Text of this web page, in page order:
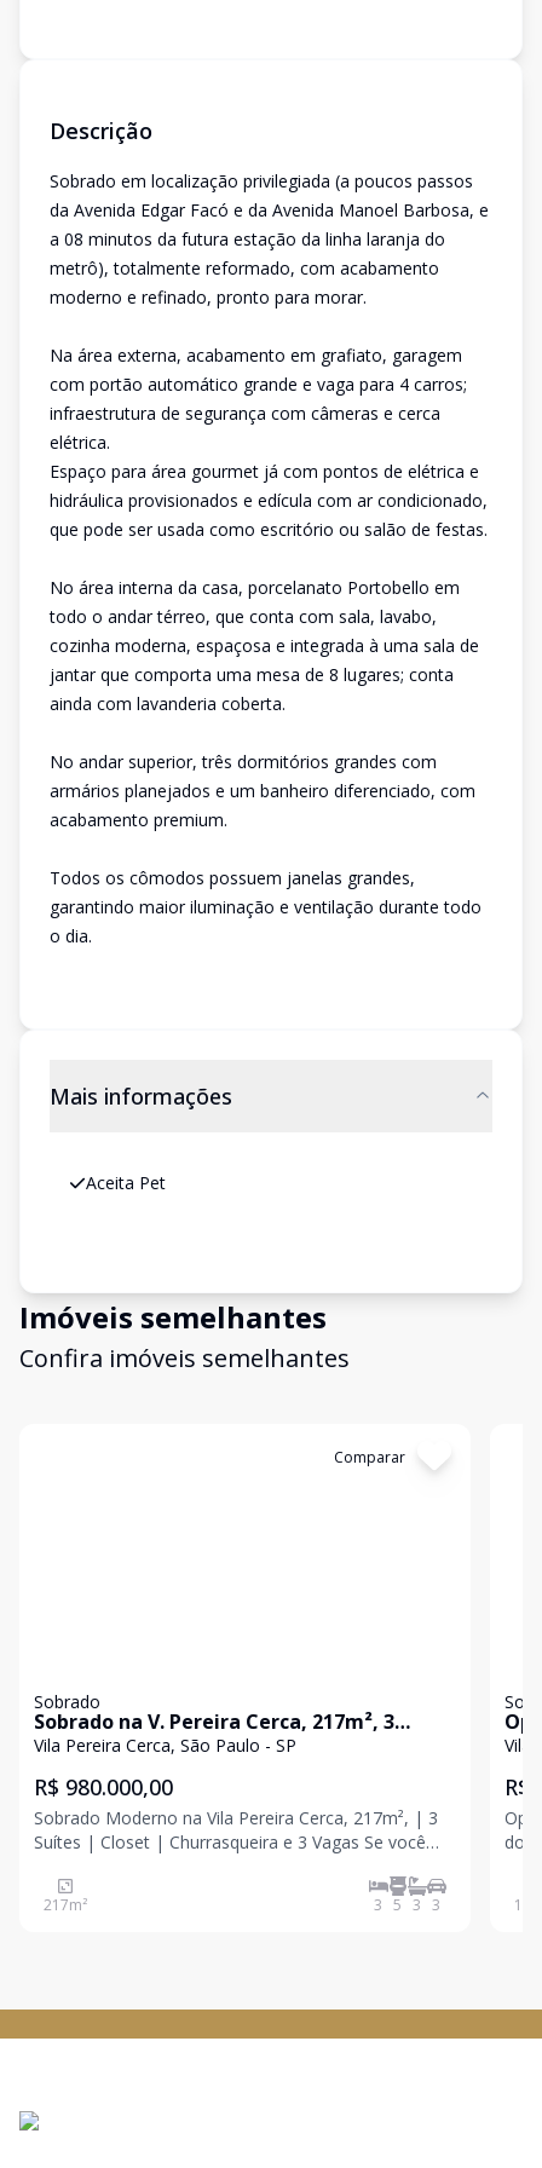
Descrição
Sobrado em localização privilegiada (a poucos passos
da Avenida Edgar Facó e da Avenida Manoel Barbosa, e
a 08 minutos da futura estação da linha laranja do
metrô), totalmente reformado, com acabamento
moderno e refinado, pronto para morar.
Na área externa, acabamento em grafiato, garagem
com portão automático grande e vaga para 4 carros;
infraestrutura de segurança com câmeras e cerca
elétrica.
Espaço para área gourmet já com pontos de elétrica e
hidráulica provisionados e edícula com ar condicionado,
que pode ser usada como escritório ou salão de festas.
No área interna da casa, porcelanato Portobello em
todo o andar térreo, que conta com sala, lavabo,
cozinha moderna, espaçosa e integrada à uma sala de
jantar que comporta uma mesa de 8 lugares; conta
ainda com lavanderia coberta.
No andar superior, três dormitórios grandes com
armários planejados e um banheiro diferenciado, com
acabamento premium.
Todos os cômodos possuem janelas grandes,
garantindo maior iluminação e ventilação durante todo
o dia.
Mais informações
Aceita Pet
Imóveis semelhantes
Confira imóveis semelhantes
Comparar
Sobrado
Sobrado na V. Pereira Cerca, 217m², 3
Dormitórios, 3 Vagas
Vila Pereira Cerca, São Paulo - SP
R$ 980.000,00
Sobrado Moderno na Vila Pereira Cerca, 217m², | 3
Suítes | Closet | Churrasqueira e 3 Vagas Se você
excelente aproveitamento dos espaços para viver
bem com a família, este sobrado na Vila Pereira Cerc
217m² 3 5 3 3
Vila
R$
125